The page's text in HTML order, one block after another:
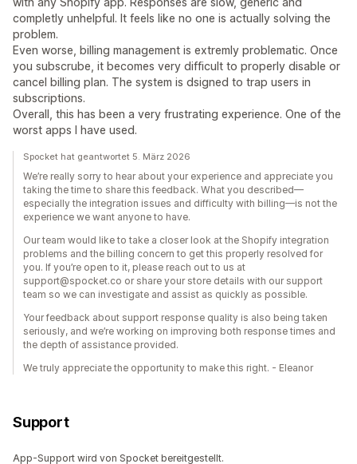
completly unhelpful. It feels like no one is actually solving the
problem.
Even worse, billing management is extremly problematic. Once
you subscrube, it becomes very difficult to properly disable or
cancel billing plan. The system is dsigned to trap users in
subscriptions.
Overall, this has been a very frustrating experience. One of the
worst apps I have used.
Spocket hat geantwortet 5. März 2026
We’re really sorry to hear about your experience and appreciate you
taking the time to share this feedback. What you described—
especially the integration issues and difficulty with billing—is not the
experience we want anyone to have.
Our team would like to take a closer look at the Shopify integration
problems and the billing concern to get this properly resolved for
you. If you’re open to it, please reach out to us at
support@spocket.co or share your store details with our support
team so we can investigate and assist as quickly as possible.
Your feedback about support response quality is also being taken
seriously, and we’re working on improving both response times and
the depth of assistance provided.
We truly appreciate the opportunity to make this right. - Eleanor
Support
App-Support wird von Spocket bereitgestellt.